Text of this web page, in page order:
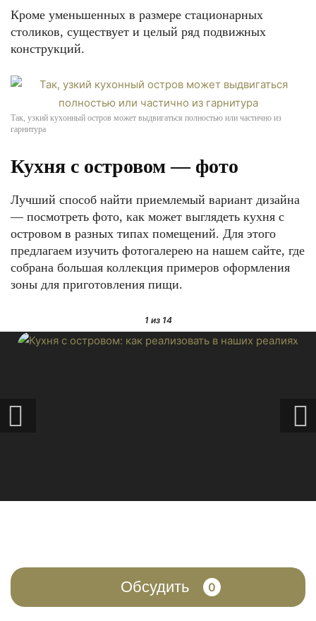
Кроме уменьшенных в размере стационарных
столиков, существует и целый ряд подвижных
конструкций.
Так, узкий кухонный остров может выдвигаться полностью или частично из
гарнитура
Кухня с островом — фото
Лучший способ найти приемлемый вариант дизайна
— посмотреть фото, как может выглядеть кухня с
островом в разных типах помещений. Для этого
предлагаем изучить фотогалерею на нашем сайте, где
собрана большая коллекция примеров оформления
зоны для приготовления пищи.
1из 14
Обсудить 0